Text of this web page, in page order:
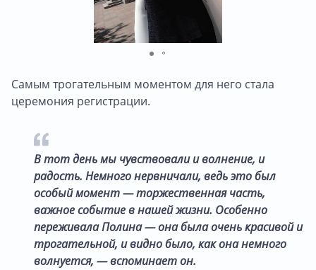
Самым трогательным моментом для него стала
церемония регистрации.
В тот день мы чувствовали и волнение, и
радость. Немного нервничали, ведь это был
особый момент — торжественная часть,
важное событие в нашей жизни. Особенно
переживала Полина — она была очень красивой и
трогательной, и видно было, как она немного
волнуется, — вспоминает он.